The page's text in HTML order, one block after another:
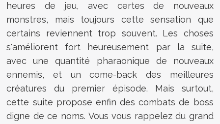
heures de jeu, avec certes de nouveaux
monstres, mais toujours cette sensation que
certains reviennent trop souvent. Les choses
s'améliorent fort heureusement par la suite,
avec une quantité pharaonique de nouveaux
ennemis, et un come-back des meilleures
créatures du premier épisode. Mais surtout,
cette suite propose enfin des combats de boss
digne de ce noms. Vous vous rappelez du grand